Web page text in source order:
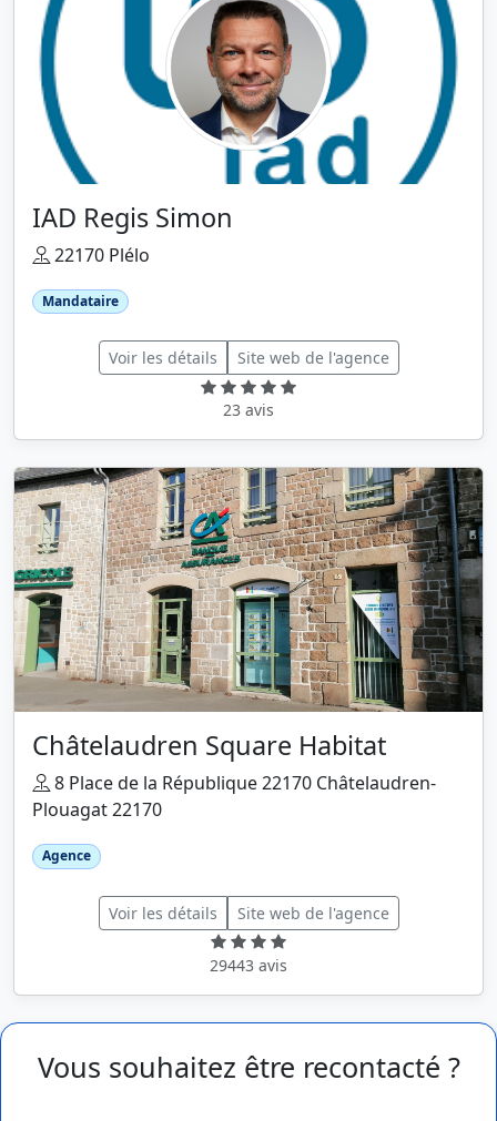
IAD Regis Simon
22170 Plélo
Mandataire
Voir les détails Site web de l'agence
23 avis
Châtelaudren Square Habitat
8 Place de la République 22170 Châtelaudren-
Plouagat 22170
Agence
Voir les détails Site web de l'agence
29443 avis
Vous souhaitez être recontacté ?